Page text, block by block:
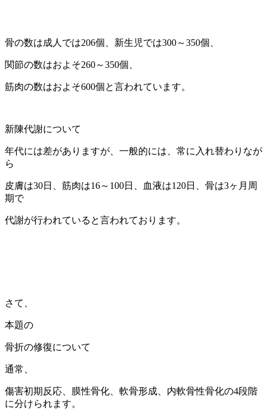
骨の数は成人では206個、新生児では300～350個、
関節の数はおよそ260～350個、
筋肉の数はおよそ600個と言われています。
新陳代謝について
年代には差がありますが、一般的には、常に入れ替わりなが
ら
皮膚は30日、筋肉は16～100日、血液は120日、骨は3ヶ月周
期で
代謝が行われていると言われております。
さて、
本題の
骨折の修復について
通常、
傷害初期反応、膜性骨化、軟骨形成、内軟骨性骨化の4段階
に分けられます。